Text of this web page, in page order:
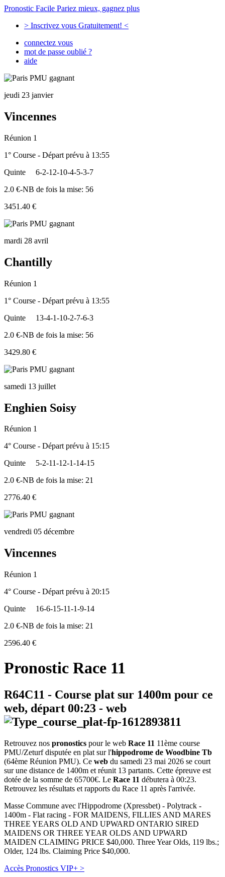
Pronostic Facile Pariez mieux, gagnez plus
> Inscrivez vous Gratuitement! <
connectez vous
mot de passe oublié ?
aide
jeudi 23 janvier
Vincennes
Réunion 1
1° Course - Départ prévu à 13:55
Quinte
6-2-12-10-4-5-3-7
2.0 €-NB de fois la mise: 56
3451.40 €
mardi 28 avril
Chantilly
Réunion 1
1° Course - Départ prévu à 13:55
Quinte
13-4-1-10-2-7-6-3
2.0 €-NB de fois la mise: 56
3429.80 €
samedi 13 juillet
Enghien Soisy
Réunion 1
4° Course - Départ prévu à 15:15
Quinte
5-2-11-12-1-14-15
2.0 €-NB de fois la mise: 21
2776.40 €
vendredi 05 décembre
Vincennes
Réunion 1
4° Course - Départ prévu à 20:15
Quinte
16-6-15-11-1-9-14
2.0 €-NB de fois la mise: 21
2596.40 €
Pronostic Race 11
R64C11 - Course plat sur 1400m pour ce
web, départ 00:23 - web
Retrouvez nos pronostics pour le web Race 11 11ème course
PMU/Zeturf disputée en plat sur l'hippodrome de Woodbine Tb
(64ème Réunion PMU). Ce web du samedi 23 mai 2026 se court
sur une distance de 1400m et réunit 13 partants. Cette épreuve est
dotée de la somme de 65700€. Le Race 11 débutera à 00:23.
Retrouvez les résultats et rapports du Race 11 après l'arrivée.
Masse Commune avec l'Hippodrome (Xpressbet) - Polytrack -
1400m - Flat racing - FOR MAIDENS, FILLIES AND MARES
THREE YEARS OLD AND UPWARD ONTARIO SIRED
MAIDENS OR THREE YEAR OLDS AND UPWARD
MAIDEN CLAIMING PRICE $40,000. Three Year Olds, 119 lbs.;
Older, 124 lbs. Claiming Price $40,000.
Accès Pronostics VIP+ >